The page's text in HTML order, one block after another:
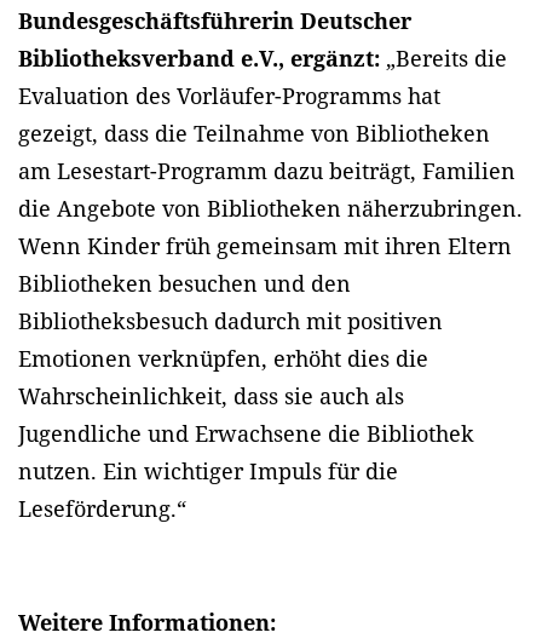
Bundesgeschäftsführerin Deutscher
Bibliotheksverband e.V., ergänzt: „Bereits die
Evaluation des Vorläufer-Programms hat
gezeigt, dass die Teilnahme von Bibliotheken
am Lesestart-Programm dazu beiträgt, Familien
die Angebote von Bibliotheken näherzubringen.
Wenn Kinder früh gemeinsam mit ihren Eltern
Bibliotheken besuchen und den
Bibliotheksbesuch dadurch mit positiven
Emotionen verknüpfen, erhöht dies die
Wahrscheinlichkeit, dass sie auch als
Jugendliche und Erwachsene die Bibliothek
nutzen. Ein wichtiger Impuls für die
Leseförderung.“
Weitere Informationen: